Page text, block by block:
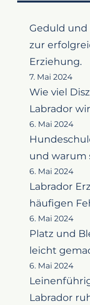
Geduld und
zur
Erziehung.
7. Mai 2024
Wie viel
Labrador
6. Mai 2024
und warum
6. Mai 2024
Labrador
häufigen
6. Mai 2024
Platz und
leicht
6. Mai 2024
Labrador